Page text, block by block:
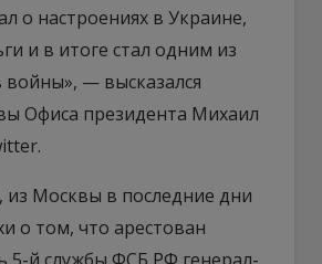
о настроениях в Украине,
и в итоге стал одним из
— высказался
Офиса президента Михаил
из Москвы в последние дни
о том, что арестован
5-й службы ФСБ РФ генерал-